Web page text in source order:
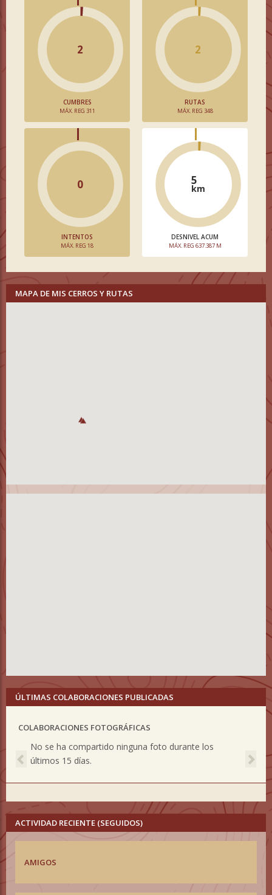
2
CUMBRES
MÁX. REG 311
2
RUTAS
MÁX. REG 348
0
INTENTOS
MÁX. REG 18
5
km
DESNIVEL ACUM
MÁX. REG 637.387 M
MAPA DE MIS CERROS Y RUTAS
ÚLTIMAS COLABORACIONES PUBLICADAS
COLABORACIONES FOTOGRÁFICAS
No se ha compartido ninguna foto durante los
últimos 15 días.
Previous
ACTIVIDAD RECIENTE (SEGUIDOS)
AMIGOS